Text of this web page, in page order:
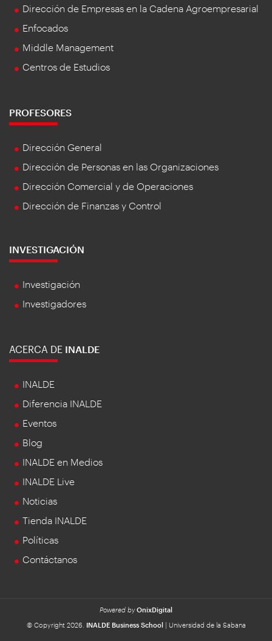
Dirección de Empresas en la Cadena Agroempresarial
Enfocados
Middle Management
Centros de Estudios
PROFESORES
Dirección General
Dirección de Personas en las Organizaciones
Dirección Comercial y de Operaciones
Dirección de Finanzas y Control
INVESTIGACIÓN
Investigación
Investigadores
ACERCA DE INALDE
INALDE
Diferencia INALDE
Eventos
Blog
INALDE en Medios
INALDE Live
Noticias
Tienda INALDE
Políticas
Contáctanos
Powered by OnixDigital
© Copyright 2026.
INALDE Business School| Universidad de la Sabana